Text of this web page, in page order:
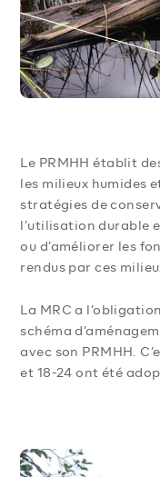
Le PRMHH établit
les milieux humides
stratégies de
l’utilisation durable
ou d’améliorer les
rendus par ces
La MRC a
schéma
avec son PRMHH.
et 18-24 ont été